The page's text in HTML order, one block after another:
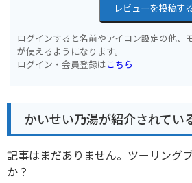
レビューを投稿する
ログインすると名前やアイコン設定の他、
が使えるようになります。
ログイン・会員登録はこちら
かいせい乃湯が紹介されてい
記事はまだありません。ツーリング
か？